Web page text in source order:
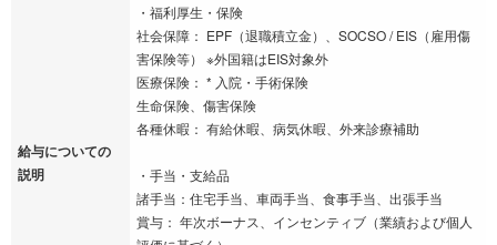
給与についての
説明
・福利厚生・保険
社会保障： EPF（退職積立金）、SOCSO / EIS（雇用傷
害保険等） ※外国籍はEIS対象外
医療保険： * 入院・手術保険
生命保険、傷害保険
各種休暇： 有給休暇、病気休暇、外来診療補助
・手当・支給品
諸手当：住宅手当、車両手当、食事手当、出張手当
賞与： 年次ボーナス、インセンティブ（業績および個人